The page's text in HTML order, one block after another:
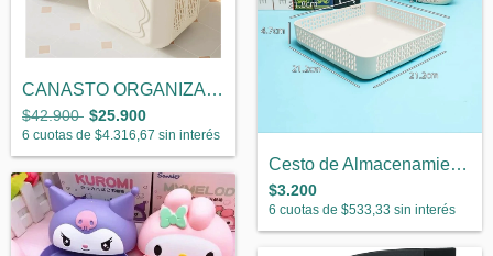
Cesto de Almacenamiento Mediano
$3.200
6 cuotas de $533,33 sin interés
CANASTO ORGANIZADOR ADHESIVO
$42.900 $25.900
6 cuotas de $4.316,67 sin interés